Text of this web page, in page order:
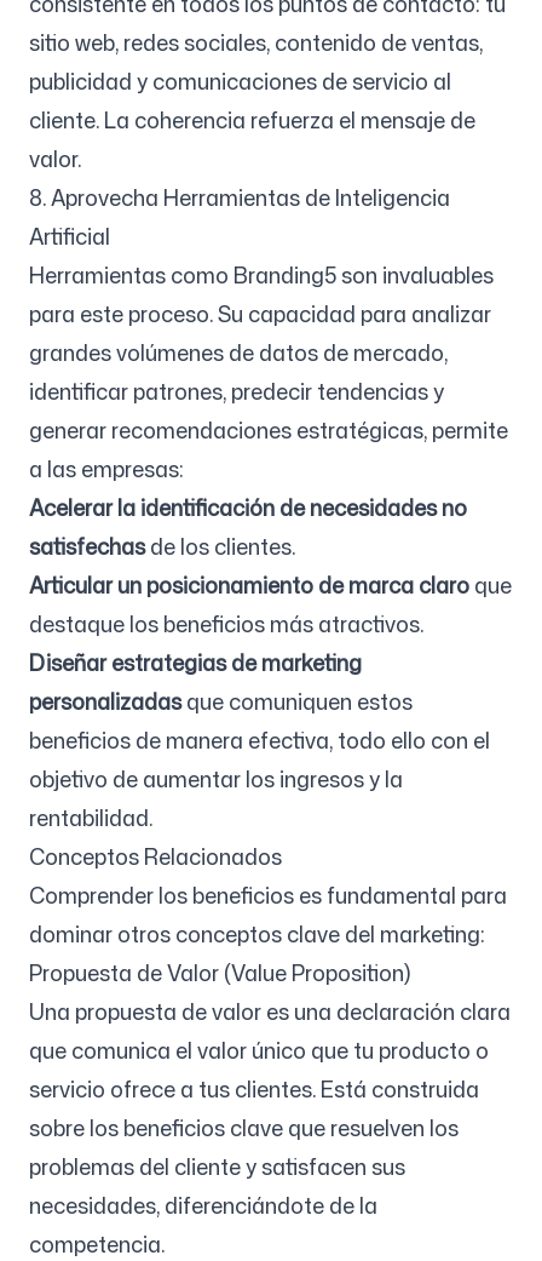
sitio web, redes sociales, contenido de ventas,
publicidad y comunicaciones de servicio al
cliente. La coherencia refuerza el mensaje de
valor.
8. Aprovecha Herramientas de Inteligencia
Artificial
Herramientas como Branding5 son invaluables
para este proceso. Su capacidad para analizar
grandes volúmenes de datos de mercado,
identificar patrones, predecir tendencias y
generar recomendaciones estratégicas, permite
a las empresas:
Acelerar la identificación de necesidades no
satisfechasde los clientes.
Articular un posicionamiento de marca claroque
destaque los beneficios más atractivos.
Diseñar estrategias de marketing
personalizadasque comuniquen estos
beneficios de manera efectiva, todo ello con el
objetivo de aumentar los ingresos y la
rentabilidad.
Conceptos Relacionados
Comprender los beneficios es fundamental para
dominar otros conceptos clave del marketing:
Propuesta de Valor (Value Proposition)
Una propuesta de valor es una declaración clara
que comunica el valor único que tu producto o
servicio ofrece a tus clientes. Está construida
sobre los beneficios clave que resuelven los
problemas del cliente y satisfacen sus
necesidades, diferenciándote de la
competencia.